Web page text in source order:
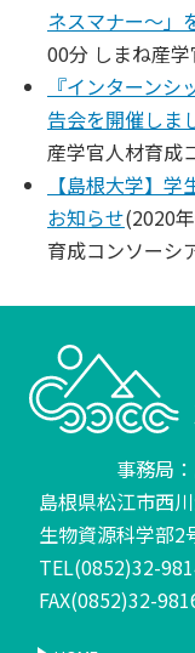
ネスマナー～」
00分 しまね産
『インターン
告会を開催しま
産学官人材育成
【島根大学】
お知らせ(2020
育成コンソーシ
事務局
島根県松江市西
生物資源科学部2
TEL(0852)32-
FAX(0852)32-